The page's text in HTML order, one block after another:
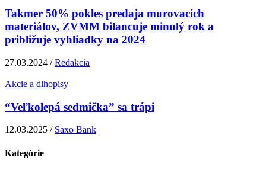
Takmer 50% pokles predaja murovacích
materiálov, ZVMM bilancuje minulý rok a
približuje vyhliadky na 2024
27.03.2024 /Redakcia
Akcie a dlhopisy
“Veľkolepá sedmička” sa trápi
12.03.2025 / Saxo Bank
Kategórie